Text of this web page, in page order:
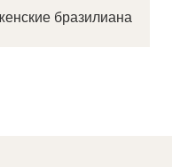
бразилиана